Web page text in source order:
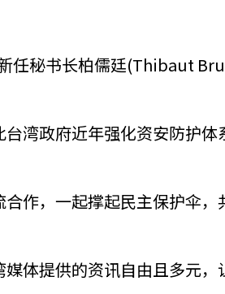
秘书长柏儒廷(Thibaut
湾政府近年强化资安防护体
作，一起撑起民主保护伞，
体提供的资讯自由且多元，